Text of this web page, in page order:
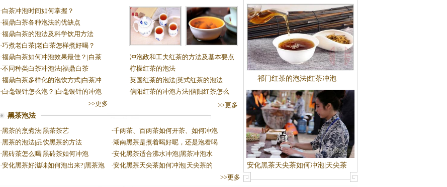
·白茶冲泡时间如何掌握？
·福鼎白茶各种泡法的优缺点
·福鼎白茶的泡法及科学饮用方法
·巧煮老白茶|老白茶怎样煮好喝？
·福鼎白茶如何冲泡效果最佳？|白茶
·不同种类白茶冲泡法|福鼎白茶
·福鼎白茶多样化的泡饮方式|白茶冲
·白毫银针怎么泡？|白毫银针的冲泡
>>更多
冲泡政和工夫红茶的方法及基本要点
柠檬红茶的泡法
英国红茶的泡法|英式红茶的泡法
信阳红茶的冲泡方法|信阳红茶怎么
>>更多
黑茶泡法
·黑茶的烹煮法|黑茶茶艺 ·千两茶、百两茶如何开茶、如何冲泡
·黑茶的泡法|品饮黑茶的方法 ·湖南黑茶是煮着喝好呢，还是泡着喝
·黑砖茶怎么喝|黑砖茶如何冲泡 ·安化黑茶适合沸水冲泡|黑茶冲泡水
·安化黑茶好滋味如何泡出来?|黑茶泡 ·安化黑茶天尖茶如何冲泡|天尖茶的
>>更多
祁门红茶的泡法|红茶冲泡
安化黑茶天尖茶如何冲泡|天尖茶